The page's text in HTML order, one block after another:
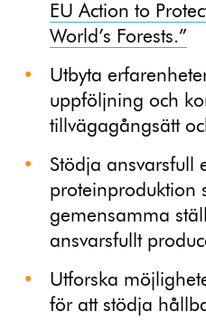
EU Action to
World’s Forests.”
Utbyta
uppföljning och
tillvägagångsätt
Stödja ansvarsfull
proteinproduktion
gemensamma
ansvarsfullt
Utforska
för att stödja